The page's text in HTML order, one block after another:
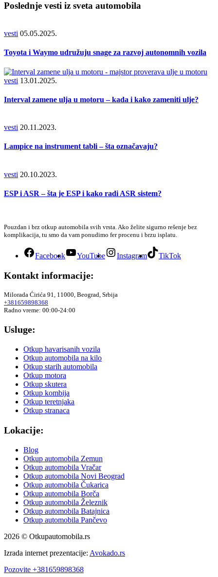
Poslednje vesti iz sveta automobila
vesti 05.05.2025.
Toyota i Waymo udružuju snage za razvoj autonomnih vozila
vesti 13.01.2025.
Interval zamene ulja u motoru – kada i kako zameniti ulje?
vesti 20.11.2023.
Lampice na instrument tabli – šta označavaju?
vesti 20.10.2023.
ESP i ASR – šta je ESP i kako radi ASR sistem?
Pouzdan i brz otkup automobila svih vrsta. Ako želite sigurno rešenje bez
komplikacija, tu smo da vam ponudimo fer procenu i brzu isplatu.
Facebook YouTube Instagram TikTok
Kontakt informacije:
Milorada Ćirića 91, 11000, Beograd, Srbija
+381659898368
Radno vreme: 00:00-24:00
Usluge:
Otkup havarisanih vozila
Otkup automobila na kilo
Otkup starih automobila
Otkup motora
Otkup skutera
Otkup kombija
Otkup teretnjaka
Otkup stranaca
Lokacije:
Blog
Otkup automobila Zemun
Otkup automobila Vračar
Otkup automobila Novi Beograd
Otkup automobila Čukarica
Otkup automobila Borča
Otkup automobila Železnik
Otkup automobila Batajnica
Otkup automobila Pančevo
2026 © Otkupautomobila.rs
Izrada internet prezentacije: Avokado.rs
Pozovite +381659898368